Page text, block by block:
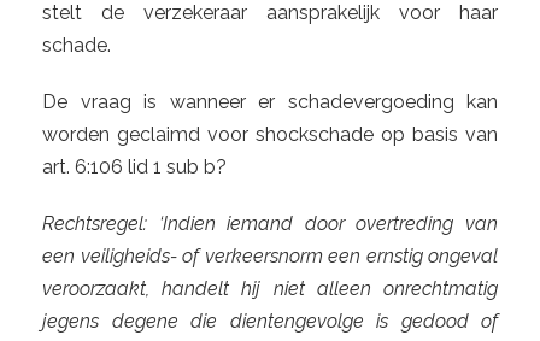
stelt de verzekeraar aansprakelijk voor haar
schade.
De vraag is wanneer er schadevergoeding kan
worden geclaimd voor shockschade op basis van
art. 6:106 lid 1 sub b?
Rechtsregel: ‘Indien iemand door overtreding van
een veiligheids- of verkeersnorm een ernstig ongeval
veroorzaakt, handelt hij niet alleen onrechtmatig
jegens degene die dientengevolge is gedood of